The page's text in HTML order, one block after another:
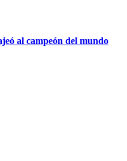
al campeón del mundo